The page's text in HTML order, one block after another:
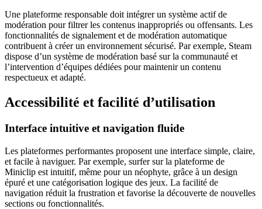
Une plateforme responsable doit intégrer un système actif de
modération pour filtrer les contenus inappropriés ou offensants. Les
fonctionnalités de signalement et de modération automatique
contribuent à créer un environnement sécurisé. Par exemple, Steam
dispose d’un système de modération basé sur la communauté et
l’intervention d’équipes dédiées pour maintenir un contenu
respectueux et adapté.
Accessibilité et facilité d’utilisation
Interface intuitive et navigation fluide
Les plateformes performantes proposent une interface simple, claire,
et facile à naviguer. Par exemple, surfer sur la plateforme de
Miniclip est intuitif, même pour un néophyte, grâce à un design
épuré et une catégorisation logique des jeux. La facilité de
navigation réduit la frustration et favorise la découverte de nouvelles
sections ou fonctionnalités.